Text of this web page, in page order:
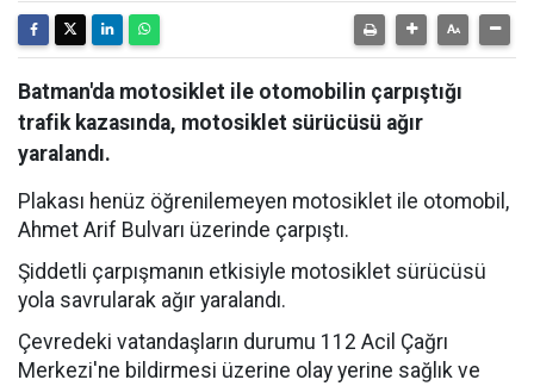
Batman'da motosiklet ile otomobilin çarpıştığı
trafik kazasında, motosiklet sürücüsü ağır
yaralandı.
Plakası henüz öğrenilemeyen motosiklet ile otomobil,
Ahmet Arif Bulvarı üzerinde çarpıştı.
Şiddetli çarpışmanın etkisiyle motosiklet sürücüsü
yola savrularak ağır yaralandı.
Çevredeki vatandaşların durumu 112 Acil Çağrı
Merkezi'ne bildirmesi üzerine olay yerine sağlık ve